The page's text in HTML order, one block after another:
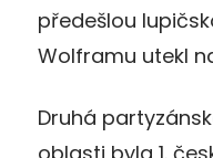
předešlou
Wolframu utekl
Druhá